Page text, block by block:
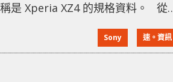
Xperia XZ4 的規格資料。 從資
855 處理器，8GB RAM (為
RAM)，儲存
Sony 速。資訊